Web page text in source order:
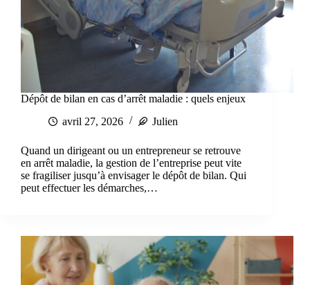
Dépôt de bilan en cas d’arrêt maladie : quels enjeux
avril 27, 2026
Julien
Quand un dirigeant ou un entrepreneur se retrouve
en arrêt maladie, la gestion de l’entreprise peut vite
se fragiliser jusqu’à envisager le dépôt de bilan. Qui
peut effectuer les démarches,…